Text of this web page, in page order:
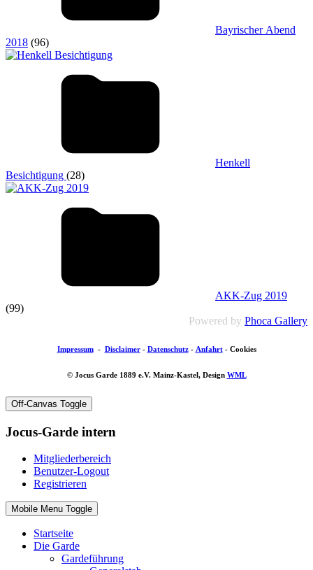
Bayrischer Abend
2018 (96)
Henkell
Besichtigung (28)
AKK-Zug 2019
(99)
Powered by Phoca Gallery
Impressum- Disclaimer- Datenschutz- Anfahrt- Cookies
© Jocus Garde 1889 e.V. Mainz-Kastel, Design WML
Off-Canvas Toggle
Jocus-Garde intern
Mitgliederbereich
Benutzer-Logout
Registrieren
Mobile Menu Toggle
Startseite
Die Garde
Gardeführung